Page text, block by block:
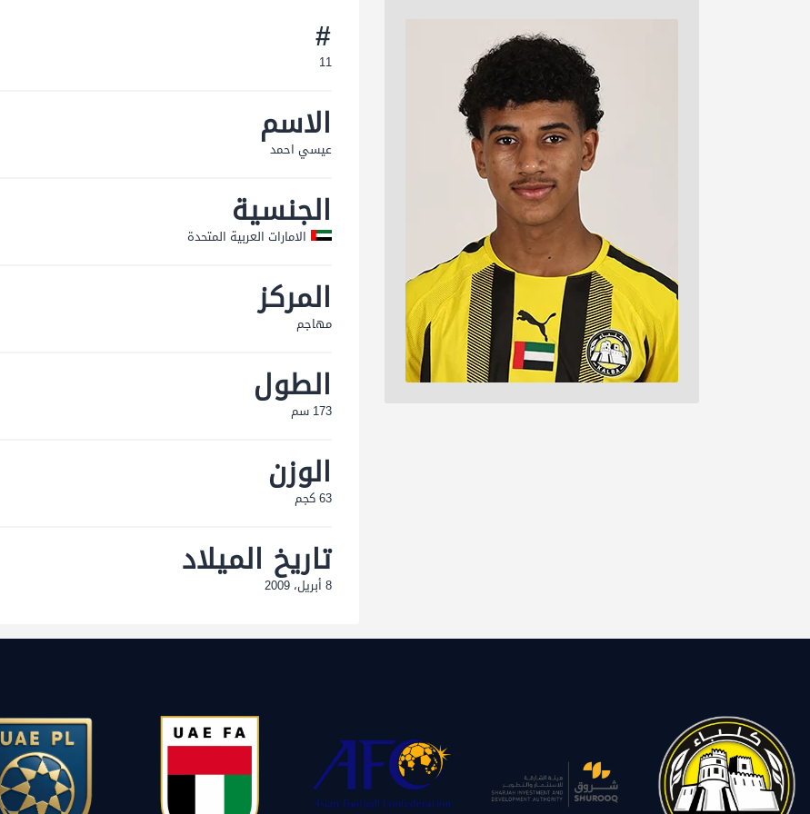
#
11
الاسم
عیسي احمد
الجنسية
الامارات العربية المتحدة
المركز
مهاجم
الطول
173 سم
الوزن
63 كجم
تاريخ الميلاد
8 أبريل، 2009